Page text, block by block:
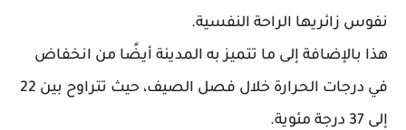
نفوس زائريها الراحة النفسية.
هذا بالإضافة إلى ما تتميز به المدينة أيضًا من انخفاض
في درجات الحرارة خلال فصل الصيف، حيث تتراوح بين 22
إلى 37 درجة مئوية.